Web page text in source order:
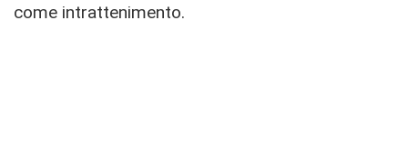
come intrattenimento.